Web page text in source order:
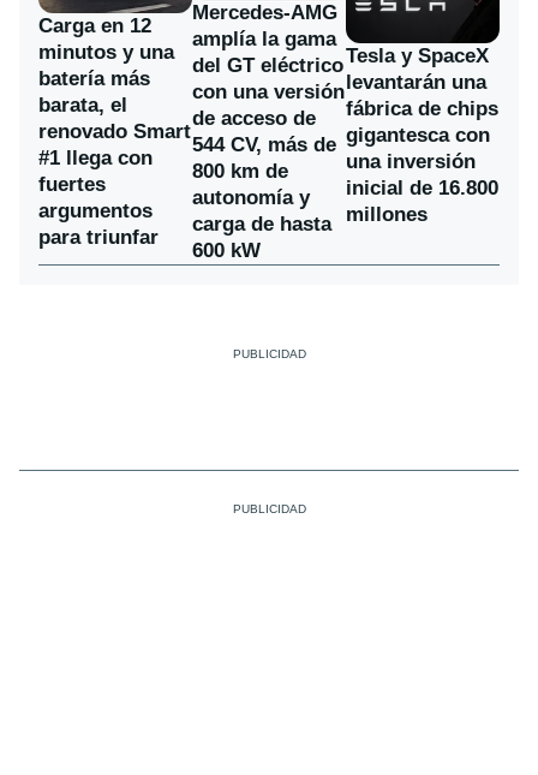
Carga en 12
minutos y una
batería más
barata, el
renovado Smart
#1 llega con
fuertes
argumentos
para triunfar
Mercedes-AMG
amplía la gama
del GT eléctrico
con una versión
de acceso de
544 CV, más de
800 km de
autonomía y
carga de hasta
600 kW
Tesla y SpaceX
levantarán una
fábrica de chips
gigantesca con
una inversión
inicial de 16.800
millones